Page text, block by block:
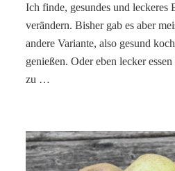
Ich finde, gesundes und leckeres
verändern. Bisher gab es aber
andere Variante, also gesund
genießen. Oder eben lecker
zu …